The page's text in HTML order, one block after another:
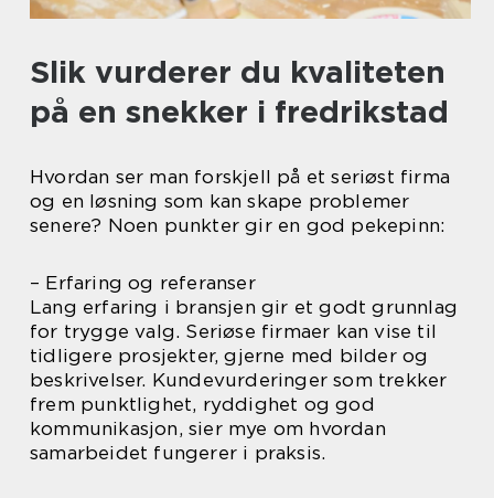
Slik vurderer du kvaliteten
på en snekker i fredrikstad
Hvordan ser man forskjell på et seriøst firma
og en løsning som kan skape problemer
senere? Noen punkter gir en god pekepinn:
– Erfaring og referanser
Lang erfaring i bransjen gir et godt grunnlag
for trygge valg. Seriøse firmaer kan vise til
tidligere prosjekter, gjerne med bilder og
beskrivelser. Kundevurderinger som trekker
frem punktlighet, ryddighet og god
kommunikasjon, sier mye om hvordan
samarbeidet fungerer i praksis.